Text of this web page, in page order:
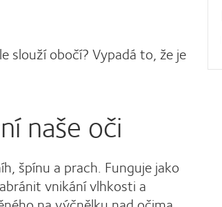
slouží obočí? Vypadá to, že je
naše oči
špínu a prach. Funguje jako
vnikání vlhkosti a